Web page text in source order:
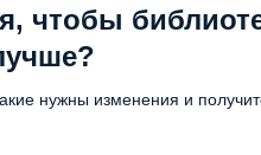
чтобы
нужны изменения и